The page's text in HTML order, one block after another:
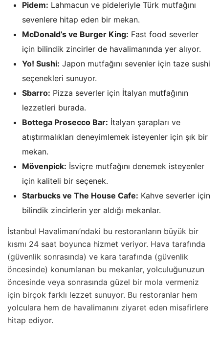
Pidem: Lahmacun ve pideleriyle Türk mutfağını
sevenlere hitap eden bir mekan.
McDonald’s ve Burger King: Fast food severler
için bilindik zincirler de havalimanında yer alıyor.
Yo! Sushi: Japon mutfağını sevenler için taze sushi
seçenekleri sunuyor.
Sbarro: Pizza severler için İtalyan mutfağının
lezzetleri burada.
Bottega Prosecco Bar: İtalyan şarapları ve
atıştırmalıkları deneyimlemek isteyenler için şık bir
mekan.
Mövenpick: İsviçre mutfağını denemek isteyenler
için kaliteli bir seçenek.
Starbucks ve The House Cafe: Kahve severler için
bilindik zincirlerin yer aldığı mekanlar.
İstanbul Havalimanı’ndaki bu restoranların büyük bir
kısmı 24 saat boyunca hizmet veriyor. Hava tarafında
(güvenlik sonrasında) ve kara tarafında (güvenlik
öncesinde) konumlanan bu mekanlar, yolculuğunuzun
öncesinde veya sonrasında güzel bir mola vermeniz
için birçok farklı lezzet sunuyor. Bu restoranlar hem
yolculara hem de havalimanını ziyaret eden misafirlere
hitap ediyor.